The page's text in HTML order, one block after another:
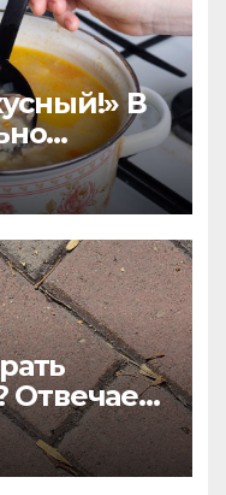
В
о её
Отвечает